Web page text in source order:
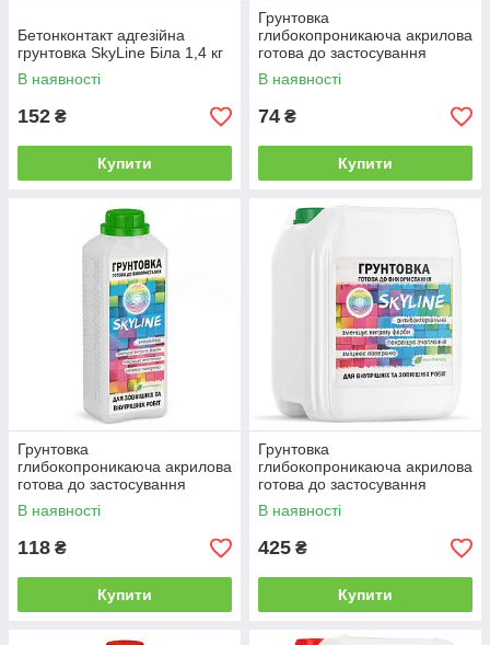
Бетонконтакт адгезійна
грунтовка SkyLine Біла 1,4 кг
В наявності
152 ₴
Купити
Грунтовка
глибокопроникаюча акрилова
готова до застосування
SkyLine 1 л від Latinta
В наявності
74 ₴
Купити
Грунтовка
глибокопроникаюча акрилова
готова до застосування
SkyLine 2 л від Latinta
В наявності
118 ₴
Купити
Грунтовка
глибокопроникаюча акрилова
готова до застосування
SkyLine 10 л від Latinta
В наявності
425 ₴
Купити